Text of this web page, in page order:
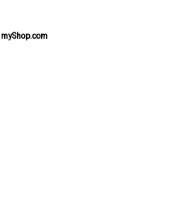
myShop.com